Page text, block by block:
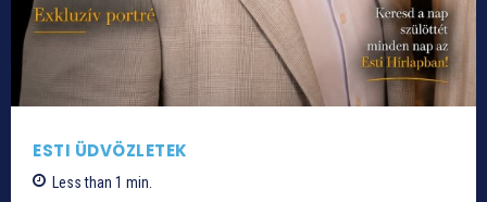
ESTI ÜDVÖZLETEK
Less than 1 min.